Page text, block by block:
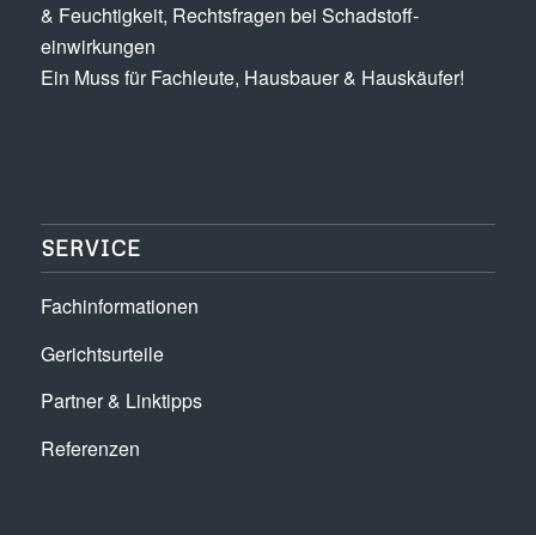
& Feuchtigkeit, Rechts­fragen bei Schadstoff­
einwirkungen
Ein Muss für Fachleute, Hausbauer & Hauskäufer!
SERVICE
Fachinformationen
Gerichtsurteile
Partner & Linktipps
Referenzen